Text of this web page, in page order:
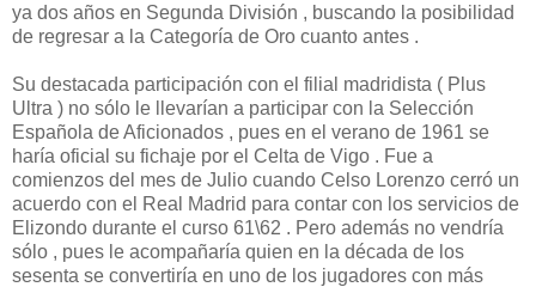
ya dos años en Segunda División , buscando la posibilidad
de regresar a la Categoría de Oro cuanto antes .
Su destacada participación con el filial madridista ( Plus
Ultra ) no sólo le llevarían a participar con la Selección
Española de Aficionados , pues en el verano de 1961 se
haría oficial su fichaje por el Celta de Vigo . Fue a
comienzos del mes de Julio cuando Celso Lorenzo cerró un
acuerdo con el Real Madrid para contar con los servicios de
Elizondo durante el curso 61\62 . Pero además no vendría
sólo , pues le acompañaría quien en la década de los
sesenta se convertiría en uno de los jugadores con más